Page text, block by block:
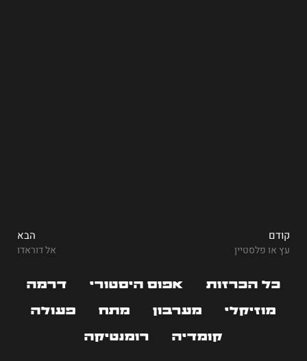
הבא
אל דוראדו
קודם
עץ או פלסטיין
כל הכרזות אפוס היסטורי דרמה
מוזיקלי מערבון מתח פעולה
קומדיה רומנטיקה